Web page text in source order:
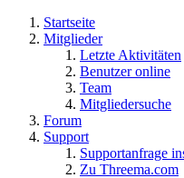
Startseite
Mitglieder
Letzte Aktivitäten
Benutzer online
Team
Mitgliedersuche
Forum
Support
Supportanfrage
Zu Threema.com